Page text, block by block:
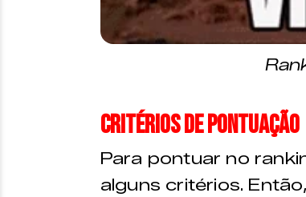
Critérios de pontuação
Para pontuar no
alguns critérios.